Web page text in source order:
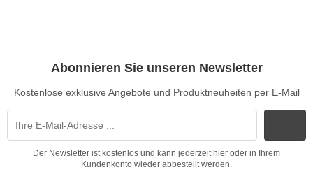
Abonnieren Sie unseren Newsletter
Kostenlose exklusive Angebote und Produktneuheiten per E-Mail
Der Newsletter ist kostenlos und kann jederzeit hier oder in Ihrem
Kundenkonto wieder abbestellt werden.